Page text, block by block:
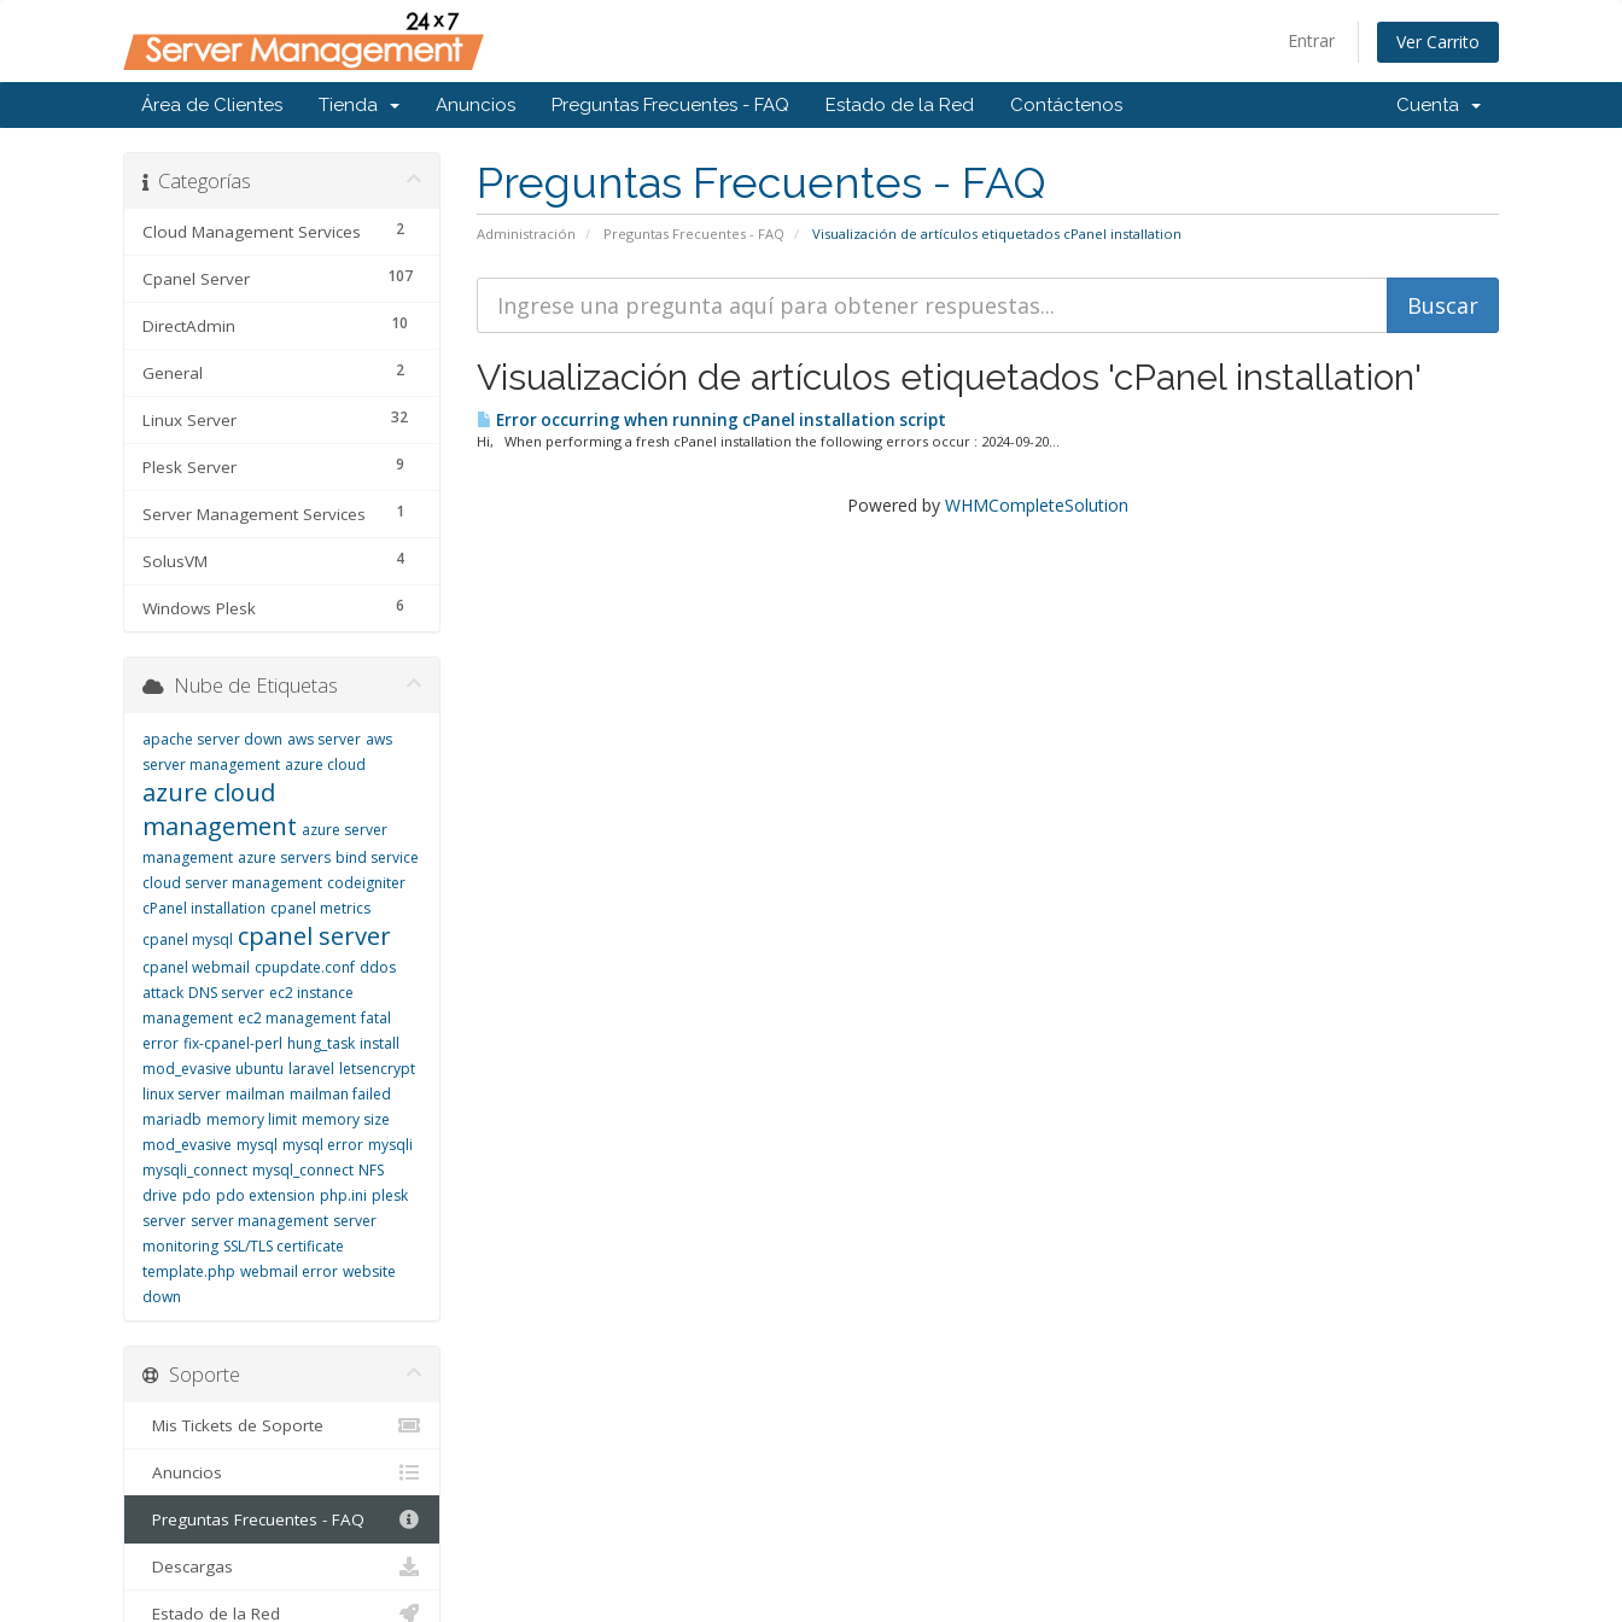
Entrar Ver Carrito
Área de Clientes Tienda Anuncios Preguntas Frecuentes - FAQ Estado de la Red Contáctenos Cuenta
Preguntas Frecuentes - FAQ
Administración Preguntas Frecuentes - FAQ Visualización de artículos etiquetados cPanel installation
Categorías
2
Cloud Management Services
107
Cpanel Server
10
DirectAdmin
2
General
32
Linux Server
9
Plesk Server
1
Server Management Services
4
SolusVM
6
Windows Plesk
Visualización de artículos etiquetados 'cPanel installation'
Error occurring when running cPanel installation script
Hi, When performing a fresh cPanel installation the following errors occur : 2024-09-20...
Powered by WHMCompleteSolution
Nube de Etiquetas
apache server down aws server aws
server management azure cloud
azure cloud
management azure server
management azure servers bind service
cloud server management codeigniter
cPanel installation cpanel metrics
cpanel mysql cpanel server
cpanel webmail cpupdate.conf ddos
attack DNS server ec2 instance
management ec2 management fatal
error fix-cpanel-perl hung_task install
mod_evasive ubuntu laravel letsencrypt
linux server mailman mailman failed
mariadb memory limit memory size
mod_evasive mysql mysql error mysqli
mysqli_connect mysql_connect NFS
drive pdo pdo extension php.ini plesk
server server management server
monitoring SSL/TLS certificate
template.php webmail error website
down
Soporte
Mis Tickets de Soporte
Anuncios
Preguntas Frecuentes - FAQ
Descargas
Estado de la Red